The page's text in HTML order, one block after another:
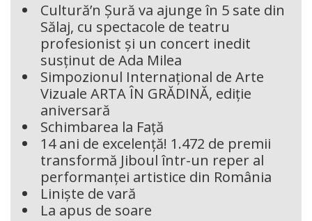
Cultură’n Șură va ajunge în 5 sate din
Sălaj, cu spectacole de teatru
profesionist și un concert inedit
susținut de Ada Milea
Simpozionul Internațional de Arte
Vizuale ARTA ÎN GRĂDINĂ, ediție
aniversară
Schimbarea la Față
14 ani de excelență! 1.472 de premii
transformă Jiboul într-un reper al
performanței artistice din România
Liniște de vară
La apus de soare